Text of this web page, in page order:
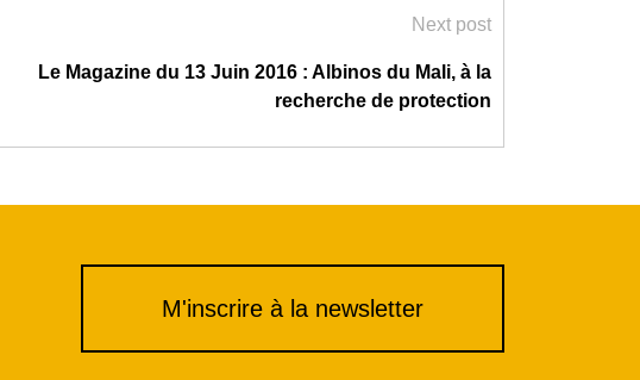
Next post
Le Magazine du 13 Juin 2016 : Albinos du Mali, à la
recherche de protection
M'inscrire à la newsletter